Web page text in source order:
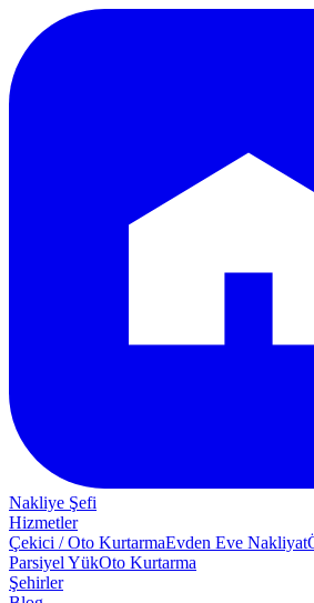
Nakliye Şefi
Hizmetler
Çekici / Oto KurtarmaEvden Eve Nakliyat
Parsiyel YükOto Kurtarma
Şehirler